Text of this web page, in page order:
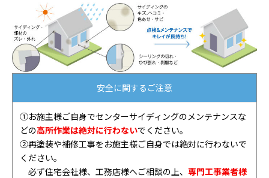
安全に関するご注意
①お施主様ご自身でセンターサイディングのメンテナンスな
どの高所作業は絶対に行わないでください。
②再塗装や補修工事をお施主様ご自身では絶対に行わないで
ください。
必ず住宅会社様、工務店様へご相談の上、 専門工事業者様